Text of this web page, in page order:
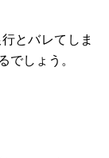
とバレてしま
でしょう。